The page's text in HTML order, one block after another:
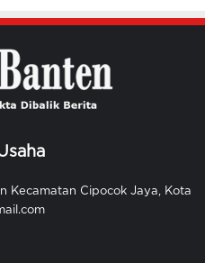
Kecamatan Cipocok Jaya, Kota